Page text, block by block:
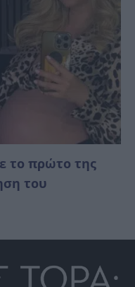
το πρώτο της
του